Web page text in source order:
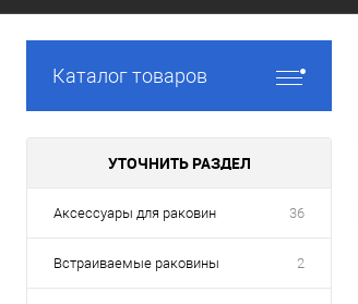
Каталог товаров
УТОЧНИТЬ РАЗДЕЛ
Аксессуары для раковин 36
Встраиваемые раковины 2